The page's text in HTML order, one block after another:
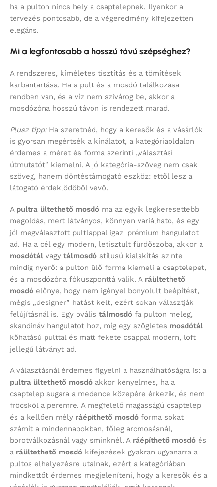
ha a pulton nincs hely a csaptelepnek. Ilyenkor a
tervezés pontosabb, de a végeredmény kifejezetten
elegáns.
Mi a legfontosabb a hosszú távú szépséghez?
A rendszeres, kíméletes tisztítás és a tömítések
karbantartása. Ha a pult és a mosdó találkozása
rendben van, és a víz nem szivárog be, akkor a
mosdózóna hosszú távon is rendezett marad.
Plusz tipp:Ha szeretnéd, hogy a keresők és a vásárlók
is gyorsan megértsék a kínálatot, a kategóriaoldalon
érdemes a méret és forma szerinti „választási
útmutatót” kiemelni. A jó kategória-szöveg nem csak
szöveg, hanem döntéstámogató eszköz: ettől lesz a
látogató érdeklődőből vevő.
A pultra ültethető mosdó ma az egyik legkeresettebb
megoldás, mert látványos, könnyen variálható, és egy
jól megválasztott pultlappal igazi prémium hangulatot
ad. Ha a cél egy modern, letisztult fürdőszoba, akkor a
mosdótál vagy tálmosdó stílusú kialakítás szinte
mindig nyerő: a pulton ülő forma kiemeli a csaptelepet,
és a mosdózóna fókuszponttá válik. A ráültethető
mosdó előnye, hogy nem igényel bonyolult beépítést,
mégis „designer” hatást kelt, ezért sokan választják
felújításnál is. Egy ovális tálmosdó fa pulton meleg,
skandináv hangulatot hoz, míg egy szögletes mosdótál
kőhatású pulttal és matt fekete csappal modern, loft
jellegű látványt ad.
A választásnál érdemes figyelni a használhatóságra is: a
pultra ültethető mosdó akkor kényelmes, ha a
csaptelep sugara a medence közepére érkezik, és nem
fröcsköl a peremre. A megfelelő magasságú csaptelep
és a kellően mély ráépíthető mosdó forma sokat
számít a mindennapokban, főleg arcmosásnál,
borotválkozásnál vagy sminknél. A ráépíthető mosdó és
a ráültethető mosdó kifejezések gyakran ugyanarra a
pultos elhelyezésre utalnak, ezért a kategóriában
mindkettőt érdemes megjeleníteni, hogy a keresők és a